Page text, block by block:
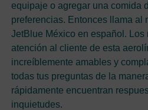
equipaje o agregar una comida
preferencias. Entonces llama al
JetBlue México en español. Los
atención al cliente de esta
increíblemente amables y
todas tus preguntas de la
rápidamente encuentran
inquietudes.